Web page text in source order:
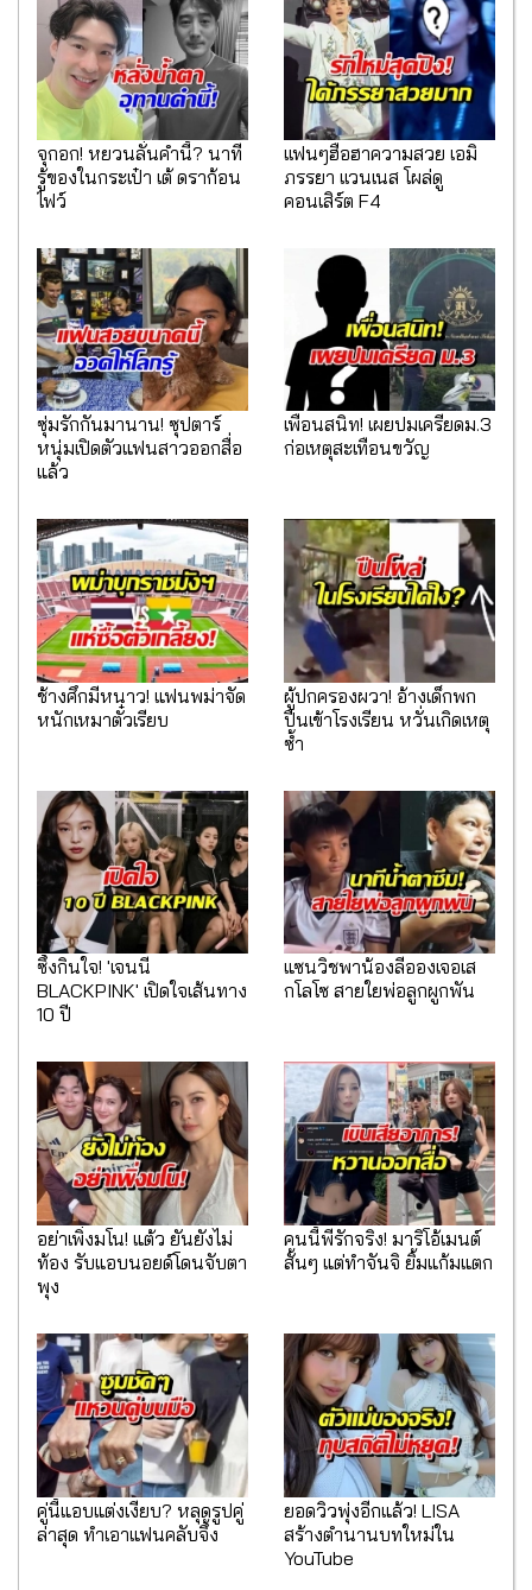
จุกอก! หยวนลั่นคำนี้? นาที
รู้ของในกระเป๋า เต้ ดราก้อน
ไฟว์
เเฟนๆฮือฮาความสวย เอมิ
ภรรยา เเวนเนส โผล่ดู
คอนเสิร์ต F4
ซุ่มรักกันมานาน! ซุปตาร์
หนุ่มเปิดตัวแฟนสาวออกสื่อ
แล้ว
เพื่อนสนิท! เผยปมเครียดม.3
ก่อเหตุสะเทือนขวัญ
ช้างศึกมีหนาว! แฟนพม่าจัด
หนักเหมาตั๋วเรียบ
ผู้ปกครองผวา! อ้างเด็กพก
ปืนเข้าโรงเรียน หวั่นเกิดเหตุ
ซ้ำ
ซึ้งกินใจ! 'เจนนี่
BLACKPINK' เปิดใจเส้นทาง
10 ปี
แซนวิชพาน้องลีอองเจอเส
กโลโซ สายใยพ่อลูกผูกพัน
อย่าเพิ่งมโน! แต้ว ยันยังไม่
ท้อง รับแอบนอยด์โดนจับตา
พุง
คนนี้พี่รักจริง! มาริโอ้เมนต์
สั้นๆ แต่ทำจันจิ ยิ้มแก้มแตก
คู่นี้แอบแต่งเงียบ? หลุดรูปคู่
ล่าสุด ทำเอาแฟนคลับจึ้ง
ยอดวิวพุ่งอีกแล้ว! LISA
สร้างตำนานบทใหม่ใน
YouTube